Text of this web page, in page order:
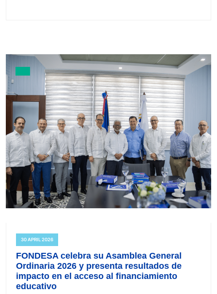
30 APRIL 2026
FONDESA celebra su Asamblea General
Ordinaria 2026 y presenta resultados de
impacto en el acceso al financiamiento
educativo